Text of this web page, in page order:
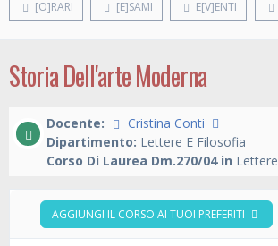
[O]RARI [E]SAMI E[V]ENTI
Storia Dell'arte Moderna
Docente:
Cristina Conti
Dipartimento: Lettere E Filosofia
Corso Di Laurea Dm.270/04 in Lettere
AGGIUNGI IL CORSO AI TUOI PREFERITI